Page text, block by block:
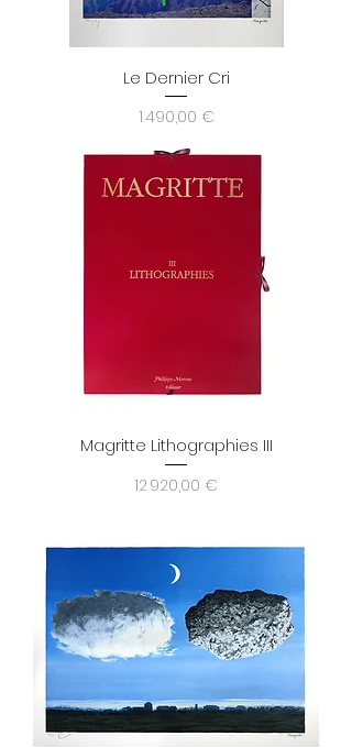
Le Dernier Cri
Prix
1 490,00 €
Magritte Lithographies III
Prix
12 920,00 €